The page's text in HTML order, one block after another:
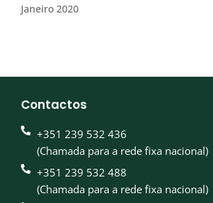
Janeiro 2020
Contactos
+351 239 532 436
(Chamada para a rede fixa nacional)
+351 239 532 488
(Chamada para a rede fixa nacional)